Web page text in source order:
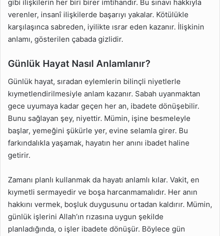
gibi ilişkilerin her biri birer imtihandır. Bu sınavı hakkıyla
verenler, insanî ilişkilerde başarıyı yakalar. Kötülükle
karşılaşınca sabreden, iyilikte ısrar eden kazanır. İlişkinin
anlamı, gösterilen çabada gizlidir.
Günlük Hayat Nasıl Anlamlanır?
Günlük hayat, sıradan eylemlerin bilinçli niyetlerle
kıymetlendirilmesiyle anlam kazanır. Sabah uyanmaktan
gece uyumaya kadar geçen her an, ibadete dönüşebilir.
Bunu sağlayan şey, niyettir. Mümin, işine besmeleyle
başlar, yemeğini şükürle yer, evine selamla girer. Bu
farkındalıkla yaşamak, hayatın her anını ibadet haline
getirir.
Zamanı planlı kullanmak da hayatı anlamlı kılar. Vakit, en
kıymetli sermayedir ve boşa harcanmamalıdır. Her anın
hakkını vermek, boşluk duygusunu ortadan kaldırır. Mümin,
günlük işlerini Allah’ın rızasına uygun şekilde
planladığında, o işler ibadete dönüşür. Böylece gün